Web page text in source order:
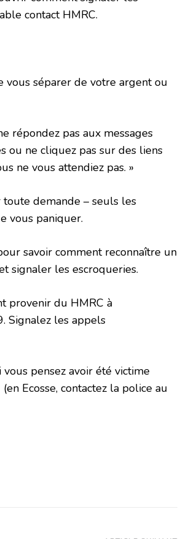
contact HMRC.
vous séparer de votre argent ou
répondez pas aux messages
ou ne cliquez pas sur des liens
ne vous attendiez pas. »
demande – seuls les
vous paniquer.
savoir comment reconnaître un
signaler les escroqueries.
provenir du HMRC à
Signalez les appels
pensez avoir été victime
Ecosse, contactez la police au